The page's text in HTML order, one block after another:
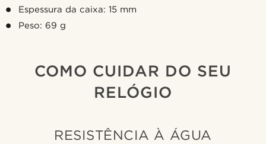
Espessura da caixa: 15 mm
Peso: 69 g
COMO CUIDAR DO SEU
RELÓGIO
RESISTÊNCIA À ÁGUA